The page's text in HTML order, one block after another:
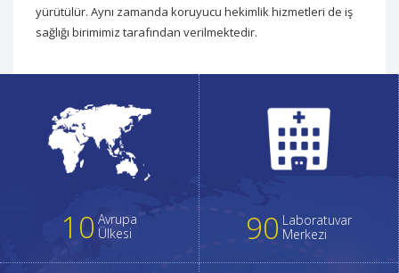
yürütülür. Aynı zamanda koruyucu hekimlik hizmetleri de iş
sağlığı birimimiz tarafından verilmektedir.
10 Avrupa
Ülkesi
90 Laboratuvar
Merkezi